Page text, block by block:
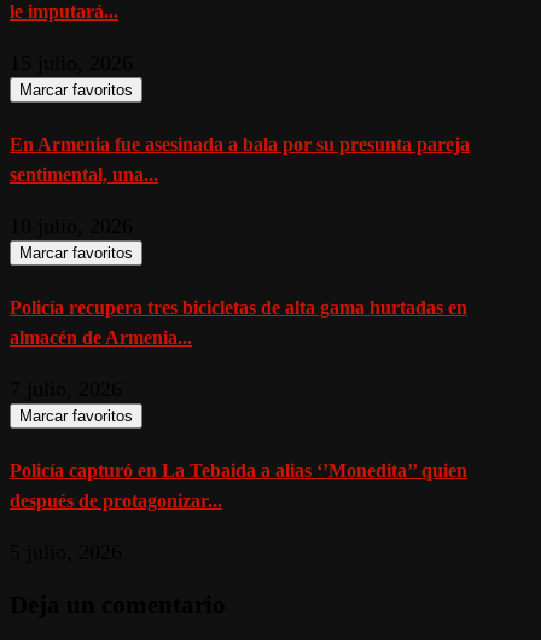
le imputará...
Marcar favoritos
En Armenia fue asesinada a bala por su presunta pareja
sentimental, una...
Marcar favoritos
Policía recupera tres bicicletas de alta gama hurtadas en
almacén de Armenia...
Marcar favoritos
Policía capturó en La Tebaida a alias ‘’Monedita’’ quien
después de protagonizar...